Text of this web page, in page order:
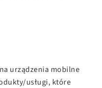
urządzenia mobilne
usługi, które